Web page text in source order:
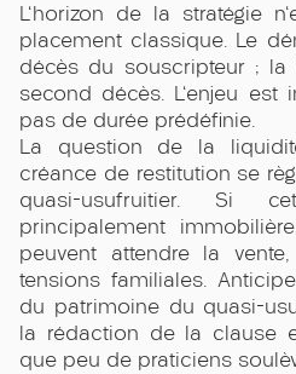
L'horizon de la stratégie
placement classique. Le
décès du souscripteur ; la
second décès. L'enjeu est
pas de durée prédéfinie.
La question de la
créance de restitution se
quasi-usufruitier. Si
principalement
peuvent attendre la
tensions familiales.
du patrimoine du quasi-
la rédaction de la clause
que peu de praticiens